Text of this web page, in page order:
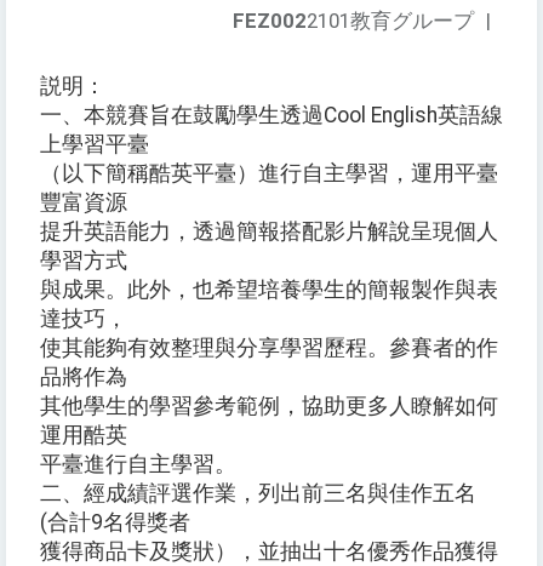
FEZ0022101教育グループ |
説明：
一、本競賽旨在鼓勵學生透過Cool English英語線
上學習平臺
（以下簡稱酷英平臺）進行自主學習，運用平臺
豐富資源
提升英語能力，透過簡報搭配影片解說呈現個人
學習方式
與成果。此外，也希望培養學生的簡報製作與表
達技巧，
使其能夠有效整理與分享學習歷程。參賽者的作
品將作為
其他學生的學習參考範例，協助更多人瞭解如何
運用酷英
平臺進行自主學習。
二、經成績評選作業，列出前三名與佳作五名
(合計9名得獎者
獲得商品卡及獎狀），並抽出十名優秀作品獲得